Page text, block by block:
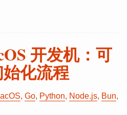
开发机：可
化流程
, Go, Python, Node.js, Bun,